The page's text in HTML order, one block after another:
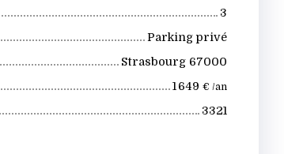
3
Parking privé
Strasbourg 67000
1 649 € /an
3321